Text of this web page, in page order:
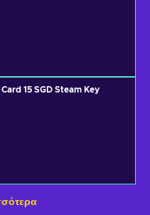
15 SGD Steam Key